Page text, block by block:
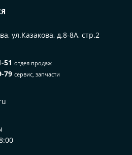
ул.Казакова, д.8-8А, стр.2
51 отдел продаж
79 сервис, запчасти